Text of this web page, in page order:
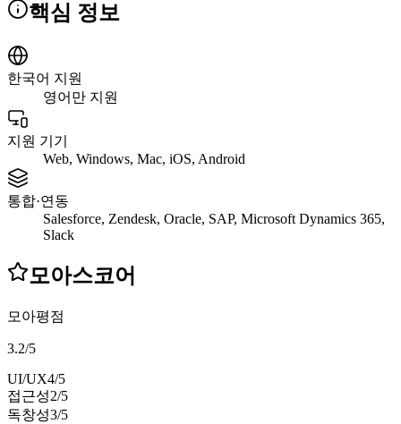
핵심 정보
한국어 지원
영어만 지원
지원 기기
Web, Windows, Mac, iOS, Android
통합·연동
Salesforce, Zendesk, Oracle, SAP, Microsoft Dynamics 365,
Slack
모아스코어
모아평점
3.2/5
UI/UX4/5
접근성2/5
독창성3/5